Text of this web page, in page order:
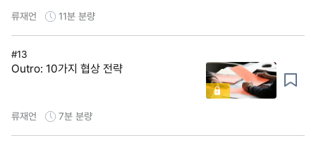
류재언 11분 분량
#13
Outro: 10가지 협상 전략
류재언 7분 분량